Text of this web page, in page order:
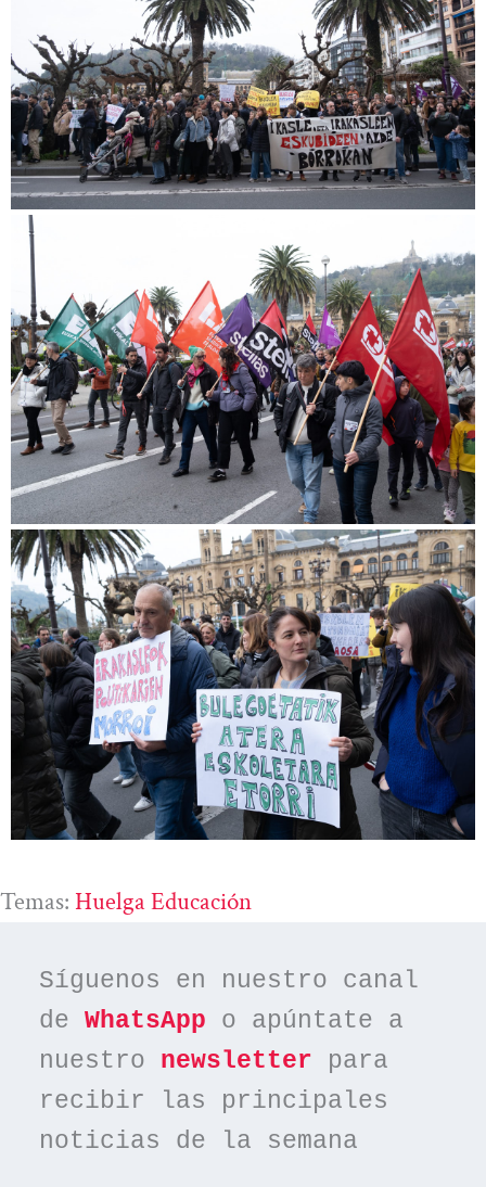
Temas: Huelga Educación
Síguenos en nuestro canal
de WhatsApp o apúntate a
nuestro newsletter para
recibir las principales
noticias de la semana